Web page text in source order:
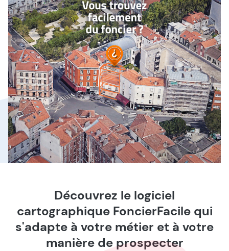
Découvrez le logiciel
cartographique FoncierFacile qui
s'adapte à votre métier et à votre
manière de prospecter